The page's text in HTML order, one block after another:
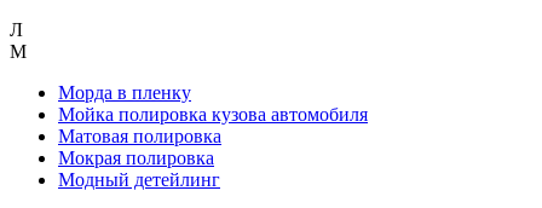
Л
М
Морда в пленку
Мойка полировка кузова автомобиля
Матовая полировка
Мокрая полировка
Модный детейлинг